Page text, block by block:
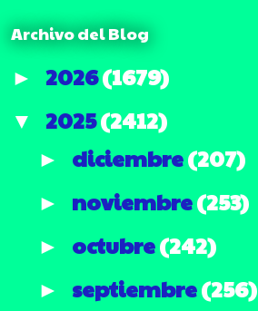
Archivo del Blog
► 2026(1679)
▼ 2025(2412)
► diciembre(207)
► noviembre(253)
► octubre(242)
► septiembre(256)